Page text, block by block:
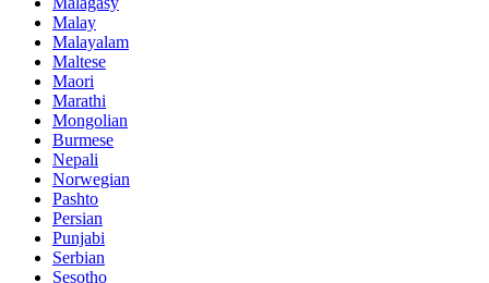
Malay
Malayalam
Maltese
Maori
Marathi
Mongolian
Burmese
Nepali
Norwegian
Pashto
Persian
Punjabi
Serbian
Sesotho